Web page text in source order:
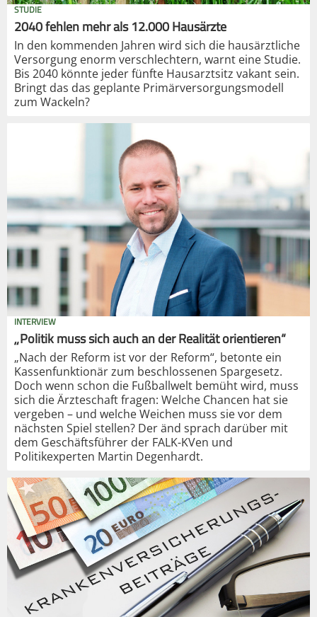
STUDIE
2040 fehlen mehr als 12.000 Hausärzte
In den kommenden Jahren wird sich die hausärztliche
Versorgung enorm verschlechtern, warnt eine Studie.
Bis 2040 könnte jeder fünfte Hausarztsitz vakant sein.
Bringt das das geplante Primärversorgungsmodell
zum Wackeln?
INTERVIEW
„Politik muss sich auch an der Realität orientieren“
„Nach der Reform ist vor der Reform“, betonte ein
Kassenfunktionär zum beschlossenen Spargesetz.
Doch wenn schon die Fußballwelt bemüht wird, muss
sich die Ärzteschaft fragen: Welche Chancen hat sie
vergeben – und welche Weichen muss sie vor dem
nächsten Spiel stellen? Der änd sprach darüber mit
dem Geschäftsführer der FALK-KVen und
Politikexperten Martin Degenhardt.